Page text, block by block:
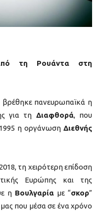
τη Ρουάντα στη
βρέθηκε πανευρωπαϊκά η
για τη Διαφθορά, που
η οργάνωση Διεθνής
τη χειρότερη επίδοση
Ευρώπης και της
η Βουλγαρία με “σκορ”
που μέσα σε ένα χρόνο